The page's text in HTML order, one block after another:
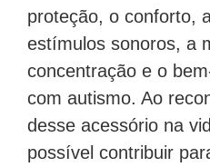
proteção, o conforto,
estímulos sonoros, a
concentração e o
com autismo. Ao
desse acessório na
possível contribuir